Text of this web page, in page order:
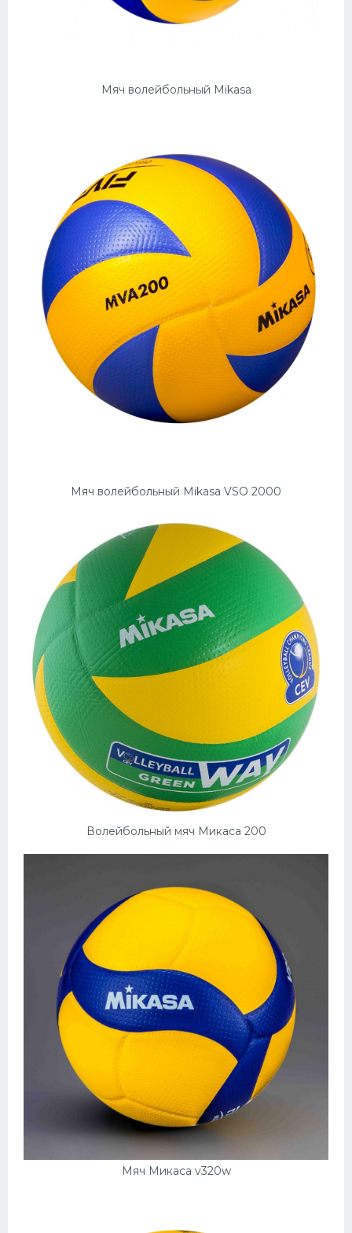
Мяч волейбольный Mikasa
Мяч волейбольный Mikasa VSO 2000
Волейбольный мяч Микаса 200
Мяч Микаса v320w